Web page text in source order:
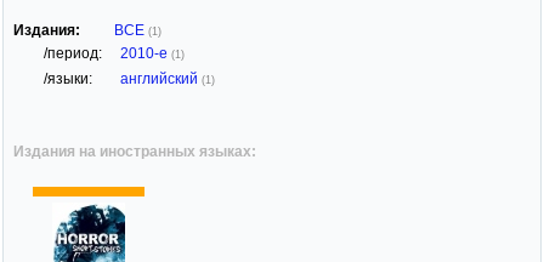
Издания: ВСЕ (1)
/период: 2010-е (1)
/языки: английский (1)
Издания на иностранных языках: